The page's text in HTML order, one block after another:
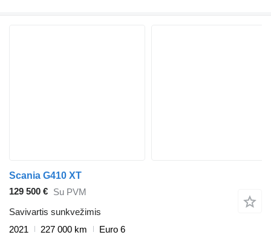
Scania G410 XT
129 500 € Su PVM
Savivartis sunkvežimis
2021
227 000 km
Euro 6